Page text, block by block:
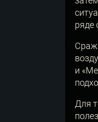
ряде
и
Для